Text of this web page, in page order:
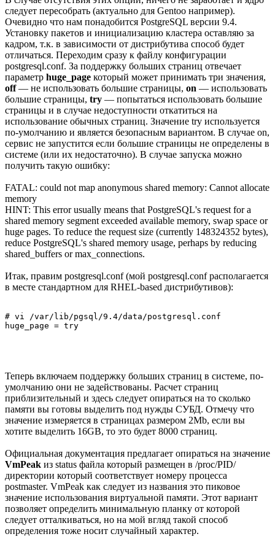
следует пересобрать (актуально для Gentoo например).
Очевидно что нам понадобится PostgreSQL версии 9.4.
Установку пакетов и инициализацию кластера оставляю за
кадром, т.к. в зависимости от дистрибутива способ будет
отличаться. Переходим сразу к файлу конфигурации
postgresql.conf. За поддержку больших страниц отвечает
параметр huge_page который может принимать три значения,
off— не использовать большие страницы, on — использовать
большие страницы, try — попытаться использовать большие
страницы и в случае недоступности откатиться на
использование обычных страниц. Значение try используется
по-умолчанию и является безопасным вариантом. В случае on,
сервис не запустится если большие страницы не определены в
системе (или их недостаточно). В случае запуска можно
получить такую ошибку:
FATAL: could not map anonymous shared memory: Cannot allocate
memory
HINT: This error usually means that PostgreSQL's request for a
shared memory segment exceeded available memory, swap space or
huge pages. To reduce the request size (currently 148324352 bytes),
reduce PostgreSQL's shared memory usage, perhaps by reducing
shared_buffers or max_connections.
Итак, правим postgresql.conf (мой postgresql.conf располагается
в месте стандартном для RHEL-based дистрибутивов):
# vi /var/lib/pgsql/9.4/data/postgresql.conf
Теперь включаем поддержку больших страниц в системе, по-
умолчанию они не задействованы. Расчет страниц
приблизительный и здесь следует опираться на то сколько
памяти вы готовы выделить под нужды СУБД. Отмечу что
значение измеряется в страницах размером 2Mb, если вы
хотите выделить 16GB, то это будет 8000 страниц.
Официальная документация предлагает опираться на значение
VmPeak из status файла который размещен в /proc/PID/
директории который соответствует номеру процесса
postmaster. VmPeak как следует из названия это пиковое
значение использования виртуальной памяти. Этот вариант
позволяет определить минимальную планку от которой
следует отталкиваться, но на мой вгляд такой способ
определения тоже носит случайный характер.